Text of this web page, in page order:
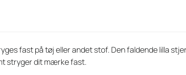
fast på tøj eller andet stof. Den faldende lilla
stryger dit mærke fast.